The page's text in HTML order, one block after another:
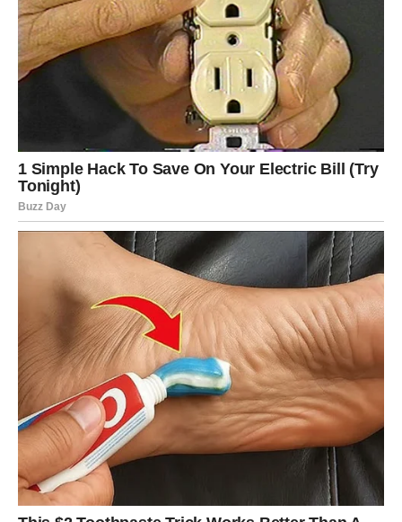
Vaša čarolija je u veri koja se pretvara u realnost.